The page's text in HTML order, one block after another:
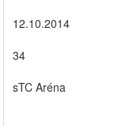
12.10.2014
34
sTC Aréna